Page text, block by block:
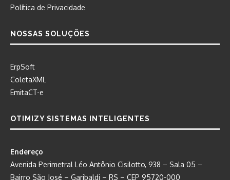
Política de Privacidade
NOSSAS SOLUÇÕES
ErpSoft
ColetaXML
EmitaCT-e
OTIMIZY SISTEMAS INTELIGENTES
Endereço
Avenida Perimetral Léo Antônio Cisilotto, 938 – Sala 05 –
Bairro São José – Garibaldi – RS – CEP 95720-000